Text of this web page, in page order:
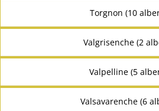
Torgnon (10
Valgrisenche (2
Valpelline (5
Valsavarenche (6